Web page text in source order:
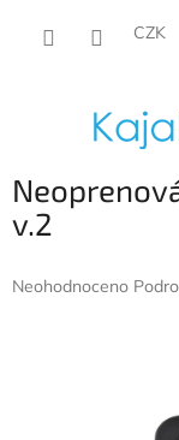
CZK
v.2
Průměrné
Neohodnoceno